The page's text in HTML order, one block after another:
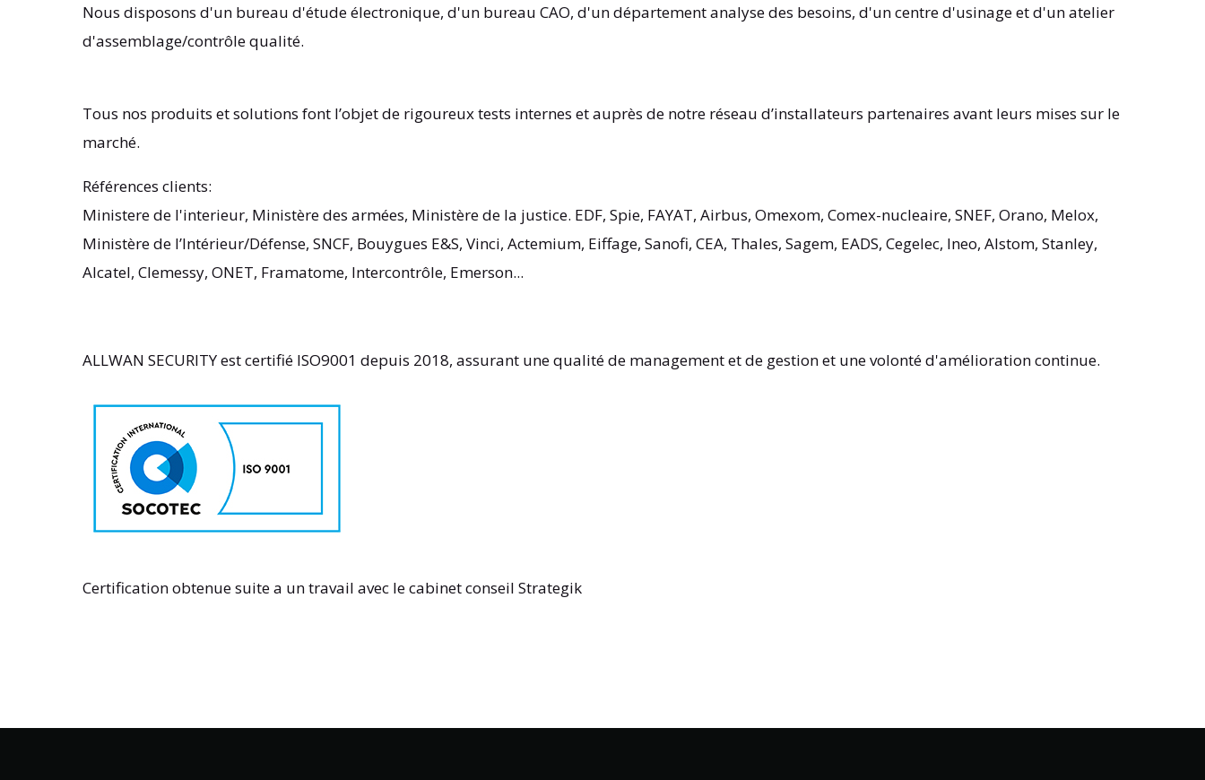
Nous disposons d'un bureau d'étude électronique, d'un bureau CAO, d'un département analyse des besoins, d'un centre d'usinage et d'un atelier
d'assemblage/contrôle qualité.
Tous nos produits et solutions font l’objet de rigoureux tests internes et auprès de notre réseau d’installateurs partenaires avant leurs mises sur le
marché.
Références clients:
Ministere de l'interieur, Ministère des armées, Ministère de la justice. EDF, Spie, FAYAT, Airbus, Omexom, Comex-nucleaire, SNEF, Orano, Melox,
Ministère de l’Intérieur/Défense, SNCF, Bouygues E&S, Vinci, Actemium, Eiffage, Sanofi, CEA, Thales, Sagem, EADS, Cegelec, Ineo, Alstom, Stanley,
Alcatel, Clemessy, ONET, Framatome, Intercontrôle, Emerson...
ALLWAN SECURITY est certifié ISO9001 depuis 2018, assurant une qualité de management et de gestion et une volonté d'amélioration continue.
Certification obtenue suite a un travail avec lecabinet conseil Strategik